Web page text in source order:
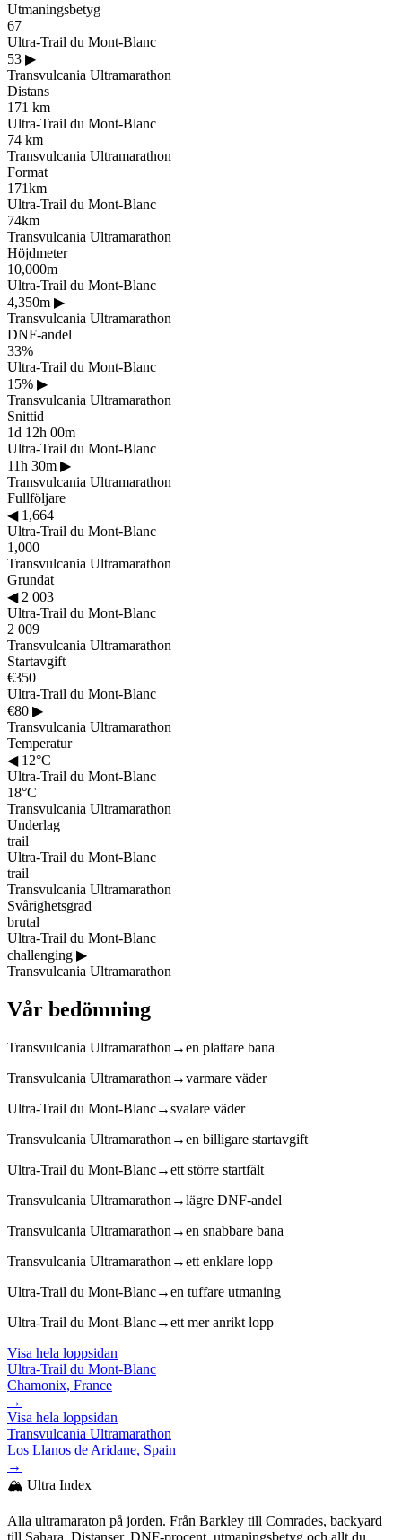
Utmaningsbetyg
67
Ultra-Trail du Mont-Blanc
53 ▶
Transvulcania Ultramarathon
Distans
171 km
Ultra-Trail du Mont-Blanc
74 km
Transvulcania Ultramarathon
Format
171km
Ultra-Trail du Mont-Blanc
74km
Transvulcania Ultramarathon
Höjdmeter
10,000m
Ultra-Trail du Mont-Blanc
4,350m ▶
Transvulcania Ultramarathon
DNF-andel
33%
Ultra-Trail du Mont-Blanc
15% ▶
Transvulcania Ultramarathon
Snittid
1d 12h 00m
Ultra-Trail du Mont-Blanc
11h 30m ▶
Transvulcania Ultramarathon
Fullföljare
◀1,664
Ultra-Trail du Mont-Blanc
1,000
Transvulcania Ultramarathon
Grundat
◀2 003
Ultra-Trail du Mont-Blanc
2 009
Transvulcania Ultramarathon
Startavgift
€350
Ultra-Trail du Mont-Blanc
€80 ▶
Transvulcania Ultramarathon
Temperatur
◀12°C
Ultra-Trail du Mont-Blanc
18°C
Transvulcania Ultramarathon
Underlag
trail
Ultra-Trail du Mont-Blanc
trail
Transvulcania Ultramarathon
Svårighetsgrad
brutal
Ultra-Trail du Mont-Blanc
challenging ▶
Transvulcania Ultramarathon
Vår bedömning
Transvulcania Ultramarathon →en plattare bana
Transvulcania Ultramarathon →varmare väder
Ultra-Trail du Mont-Blanc→svalare väder
Transvulcania Ultramarathon →en billigare startavgift
Ultra-Trail du Mont-Blanc→ett större startfält
Transvulcania Ultramarathon →lägre DNF-andel
Transvulcania Ultramarathon →en snabbare bana
Transvulcania Ultramarathon →ett enklare lopp
Ultra-Trail du Mont-Blanc→en tuffare utmaning
Ultra-Trail du Mont-Blanc→ett mer anrikt lopp
Visa hela loppsidan
Ultra-Trail du Mont-Blanc
Chamonix, France
→
Visa hela loppsidan
Transvulcania Ultramarathon
Los Llanos de Aridane, Spain
→
🏔️ Ultra Index
Alla ultramaraton på jorden. Från Barkley till Comrades, backyard
till Sahara. Distanser, DNF-procent, utmaningsbetyg och allt du